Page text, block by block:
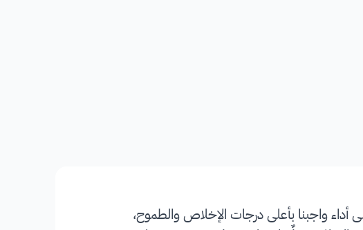
واجبنا بأعلى درجات الإخلاص والطموح،